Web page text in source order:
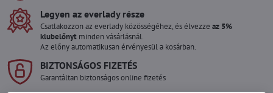
Legyen az everlady része
Csatlakozzon az everlady közösségéhez, és élvezze az 5%
klubelőnyt minden vásárlásnál.
Az előny automatikusan érvényesül a kosárban.
BIZTONSÁGOS FIZETÉS
Garantáltan biztonságos online fizetés